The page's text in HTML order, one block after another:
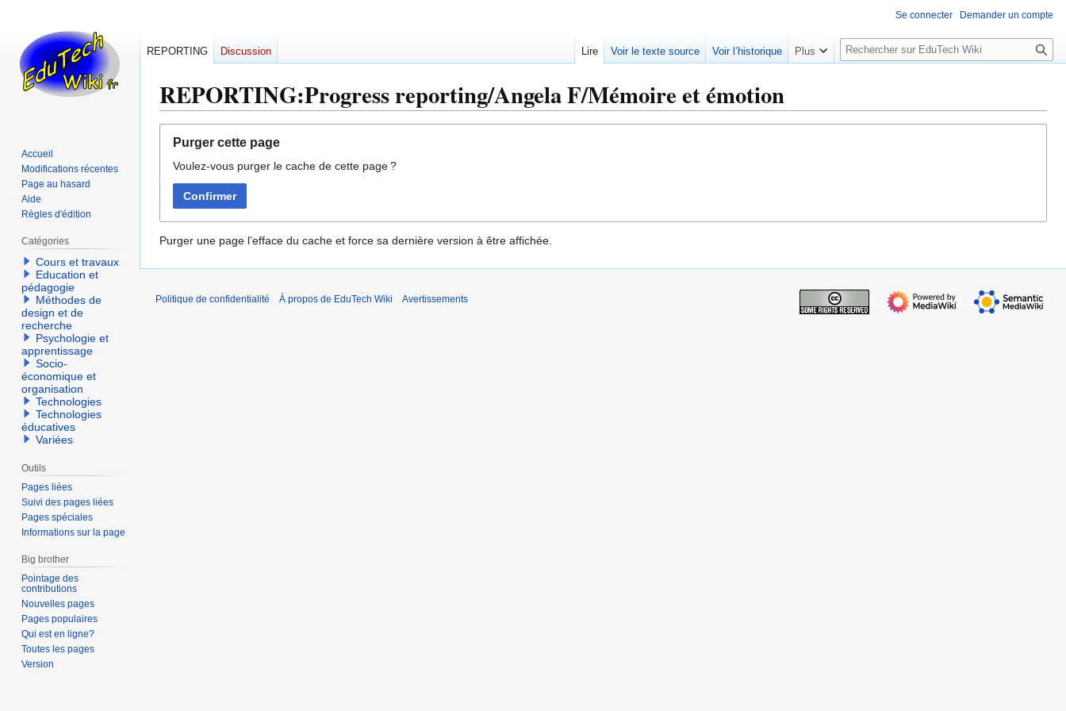
REPORTING:Progress reporting/Angela F/Mémoire et émotion
navigation
recherche
Purger cette page
Voulez-vous purger le cache de cette page ?
Confirmer
Purger une page l’efface du cache et force sa dernière version à être affichée.
Se connecter Demander un compte
REPORTING Discussion Lire Voir le texte source Voir l’historique Plus
R
e
e
Accueil
Modifications récentes
Page au hasard
Aide
Règles d'édition
Catégories
Cours et travaux
Education et
pédagogie
Méthodes de
design et de
recherche
Psychologie et
apprentissage
Socio-
économique et
organisation
Technologies
Technologies
éducatives
Variées
Outils
Pages liées
Suivi des pages liées
Pages spéciales
Informations sur la page
Big brother
Pointage des
contributions
Nouvelles pages
Pages populaires
Qui est en ligne?
Toutes les pages
Version
Politique de confidentialité À propos de EduTech Wiki Avertissements